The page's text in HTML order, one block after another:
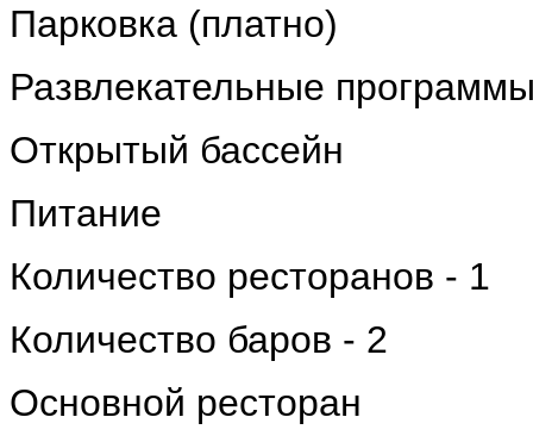
Парковка (платно)
Развлекательные
Открытый бассейн
Питание
Количество ресторанов - 1
Количество баров - 2
Основной ресторан